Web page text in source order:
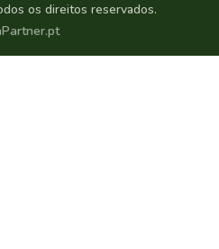
os direitos reservados.